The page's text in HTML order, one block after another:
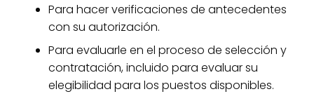
Para hacer verificaciones de antecedentes
con su autorización.
Para evaluarle en el proceso de selección y
contratación, incluido para evaluar su
elegibilidad para los puestos disponibles.